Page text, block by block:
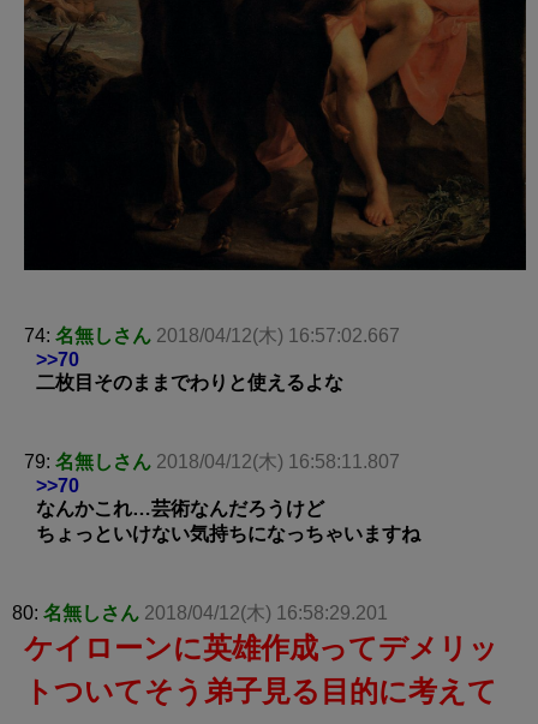
74: 名無しさん 2018/04/12(木) 16:57:02.667
>>70
二枚目そのままでわりと使えるよな
79: 名無しさん 2018/04/12(木) 16:58:11.807
>>70
なんかこれ…芸術なんだろうけど
ちょっといけない気持ちになっちゃいますね
80: 名無しさん 2018/04/12(木) 16:58:29.201
ケイローンに英雄作成ってデメリッ
トついてそう弟子見る目的に考えて